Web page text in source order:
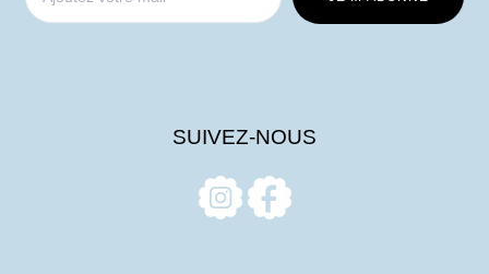
SUIVEZ-NOUS